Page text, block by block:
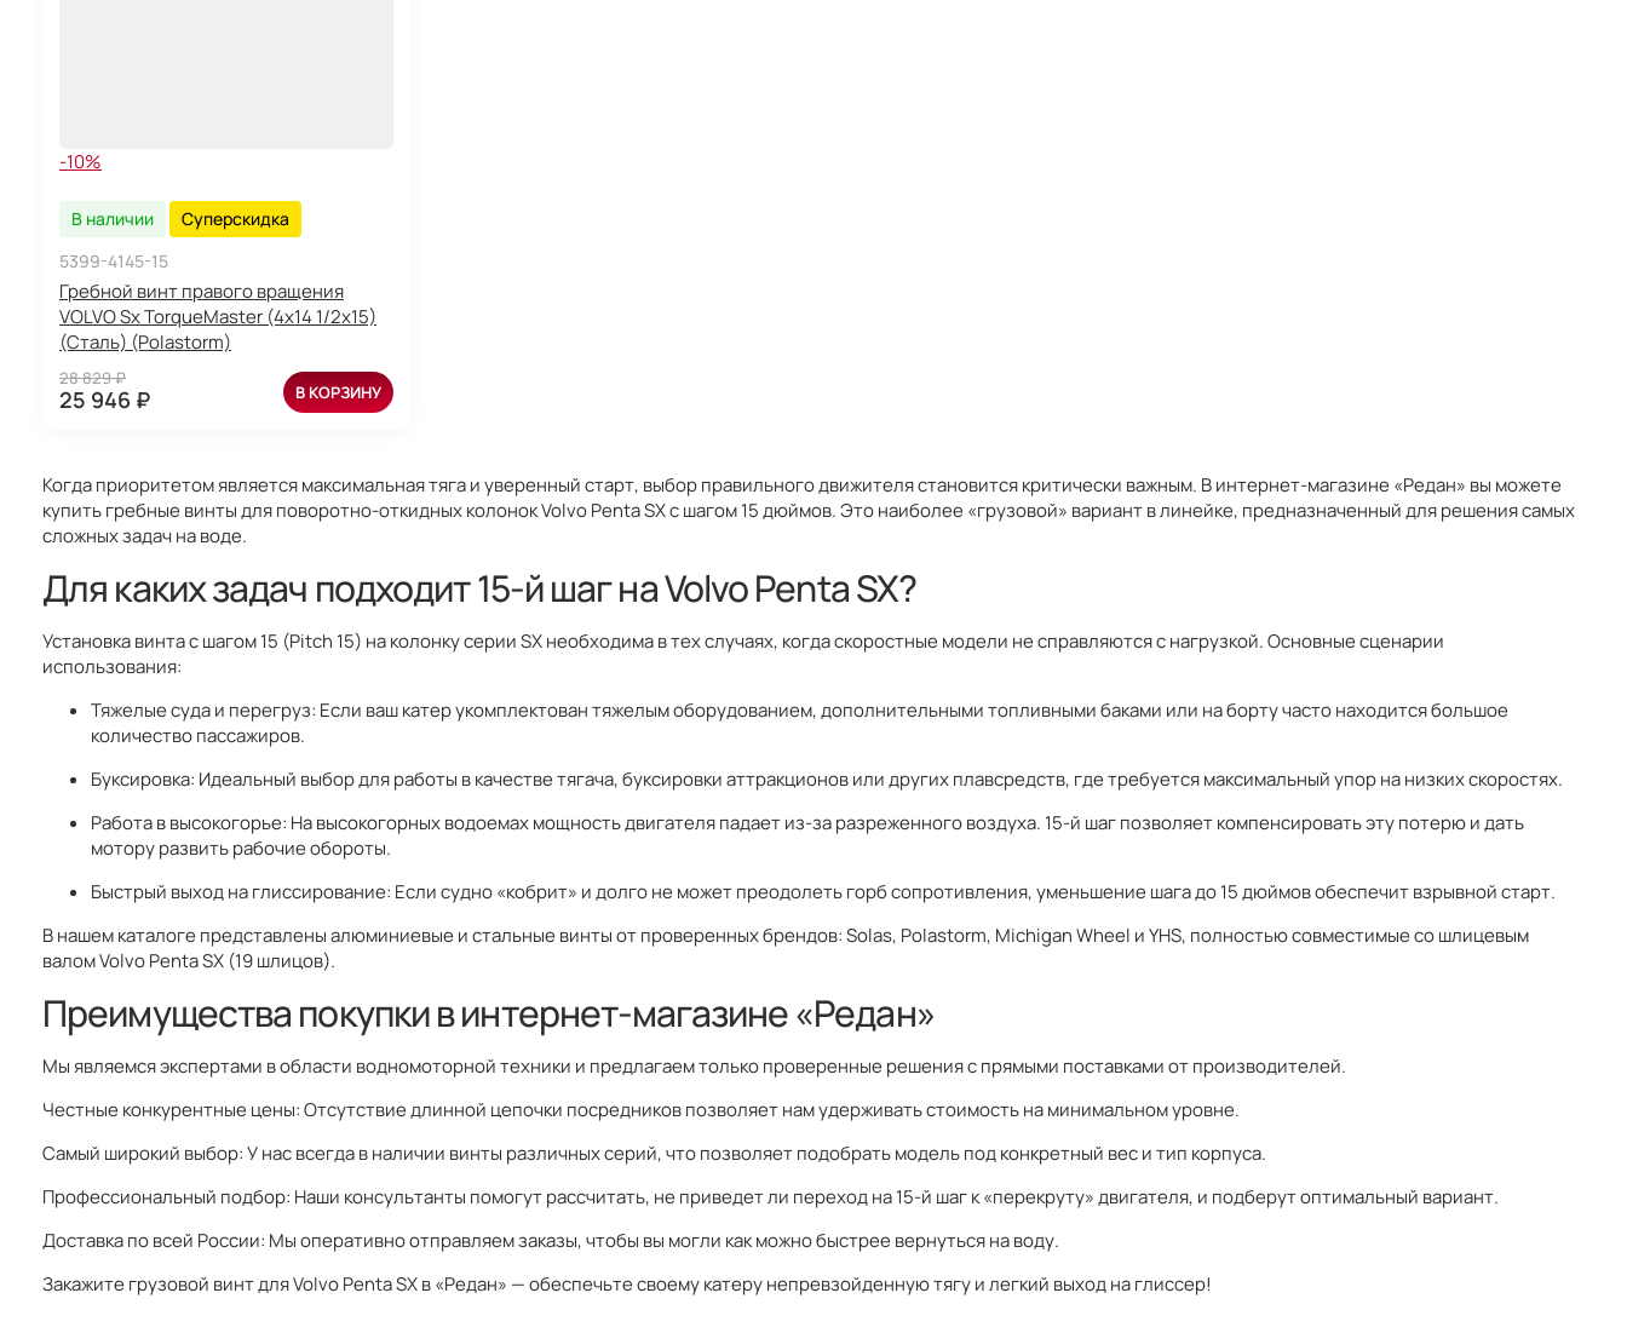
-10%
В наличии
Суперскидка
5399-4145-15
Гребной винт правого вращения
VOLVO Sx TorqueMaster (4x14 1/2x15)
(Сталь) (Polastorm)
28 829 ₽
25 946 ₽ В КОРЗИНУ
Когда приоритетом является максимальная тяга и уверенный старт, выбор правильного движителя становится критически важным. В интернет-магазине «Редан» вы можете
купить гребные винты для поворотно-откидных колонок Volvo Penta SX с шагом 15 дюймов. Это наиболее «грузовой» вариант в линейке, предназначенный для решения самых
сложных задач на воде.
Для каких задач подходит 15-й шаг на Volvo Penta SX?
Установка винта с шагом 15 (Pitch 15) на колонку серии SX необходима в тех случаях, когда скоростные модели не справляются с нагрузкой. Основные сценарии
использования:
Тяжелые суда и перегруз: Если ваш катер укомплектован тяжелым оборудованием, дополнительными топливными баками или на борту часто находится большое
количество пассажиров.
Буксировка: Идеальный выбор для работы в качестве тягача, буксировки аттракционов или других плавсредств, где требуется максимальный упор на низких скоростях.
Работа в высокогорье: На высокогорных водоемах мощность двигателя падает из-за разреженного воздуха. 15-й шаг позволяет компенсировать эту потерю и дать
мотору развить рабочие обороты.
Быстрый выход на глиссирование: Если судно «кобрит» и долго не может преодолеть горб сопротивления, уменьшение шага до 15 дюймов обеспечит взрывной старт.
В нашем каталоге представлены алюминиевые и стальные винты от проверенных брендов: Solas, Polastorm, Michigan Wheel и YHS, полностью совместимые со шлицевым
валом Volvo Penta SX (19 шлицов).
Преимущества покупки в интернет-магазине «Редан»
Мы являемся экспертами в области водномоторной техники и предлагаем только проверенные решения с прямыми поставками от производителей.
Честные конкурентные цены: Отсутствие длинной цепочки посредников позволяет нам удерживать стоимость на минимальном уровне.
Самый широкий выбор: У нас всегда в наличии винты различных серий, что позволяет подобрать модель под конкретный вес и тип корпуса.
Профессиональный подбор: Наши консультанты помогут рассчитать, не приведет ли переход на 15-й шаг к «перекруту» двигателя, и подберут оптимальный вариант.
Доставка по всей России: Мы оперативно отправляем заказы, чтобы вы могли как можно быстрее вернуться на воду.
Закажите грузовой винт для Volvo Penta SX в «Редан» — обеспечьте своему катеру непревзойденную тягу и легкий выход на глиссер!